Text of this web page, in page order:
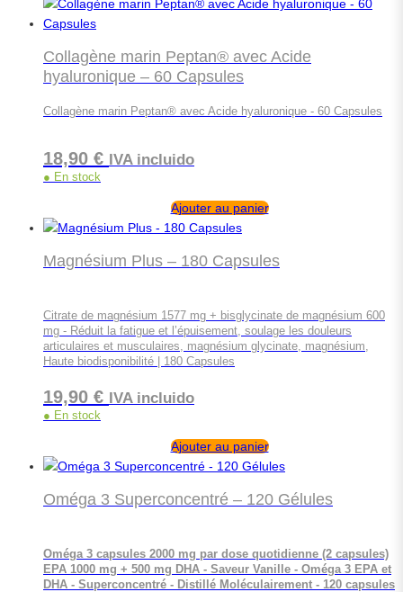
Collagène marin Peptan® avec Acide
hyaluronique – 60 Capsules
Collagène marin Peptan® avec Acide hyaluronique - 60 Capsules
18,90 € IVA incluido
● En stock
Ajouter au panier
Magnésium Plus – 180 Capsules
Citrate de magnésium 1577 mg + bisglycinate de magnésium 600
mg - Réduit la fatigue et l’épuisement, soulage les douleurs
articulaires et musculaires, magnésium glycinate, magnésium,
Haute biodisponibilité | 180 Capsules
19,90 € IVA incluido
● En stock
Ajouter au panier
Oméga 3 Superconcentré – 120 Gélules
Oméga 3 capsules 2000 mg par dose quotidienne (2 capsules)
EPA 1000 mg + 500 mg DHA - Saveur Vanille - Oméga 3 EPA et
DHA - Superconcentré - Distillé Moléculairement - 120 capsules